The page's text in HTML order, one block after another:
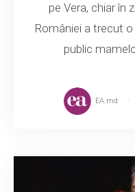
pe Vera, chiar în
României a trecut
public
EA.md